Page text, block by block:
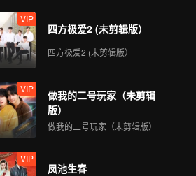
VIP
四方极爱2 (未剪辑版）
四方极爱2 (未剪辑版）
VIP
做我的二号玩家（未剪辑
版）
做我的二号玩家（未剪辑版）
VIP
凤池生春